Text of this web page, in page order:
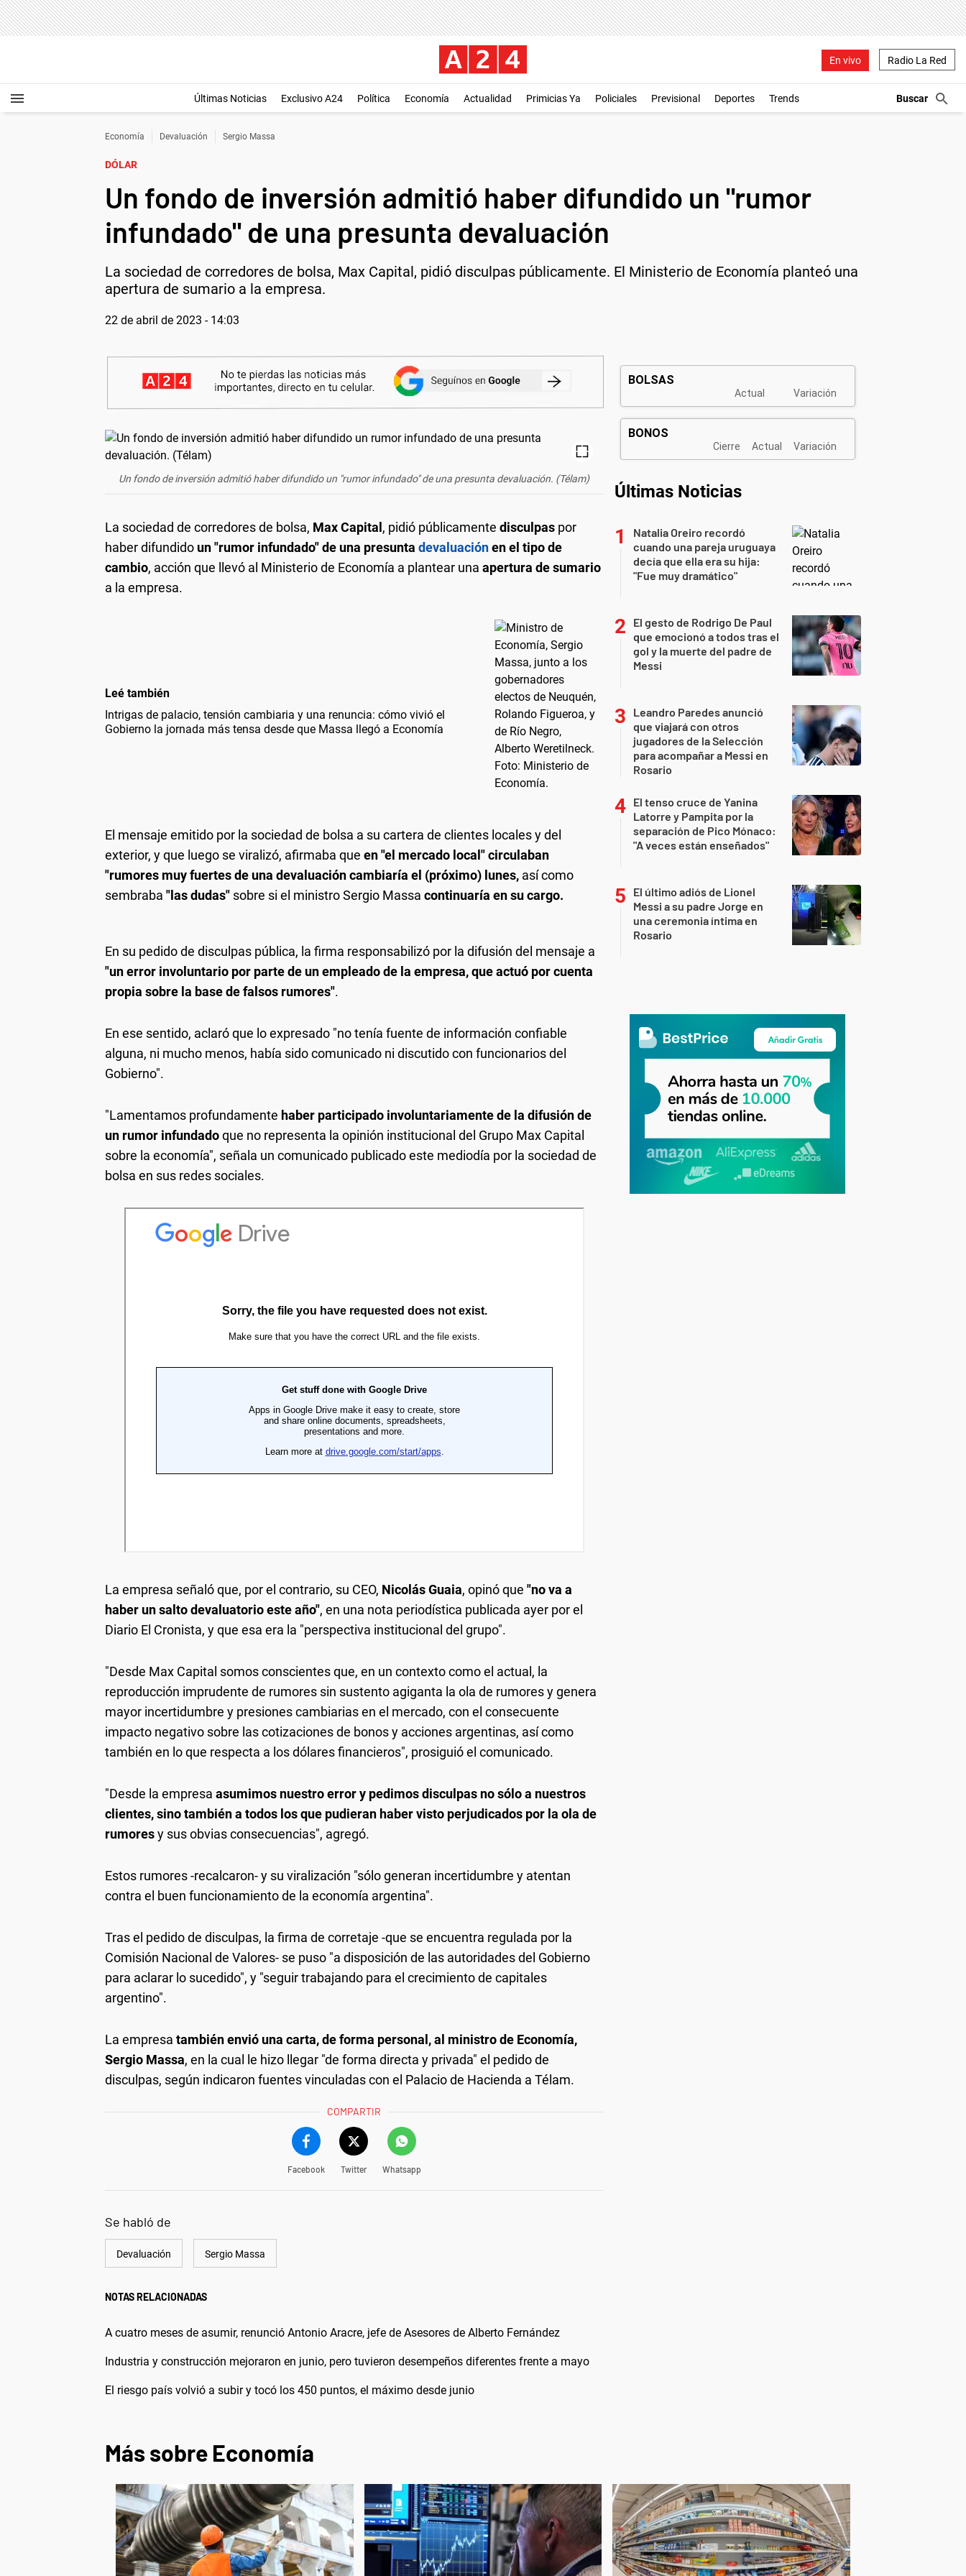
En vivo Radio La Red
Últimas Noticias Exclusivo A24 Política Economía Actualidad Primicias Ya Policiales Previsional Deportes Trends
Economía Devaluación Sergio Massa
DÓLAR
Un fondo de inversión admitió haber difundido un "rumor
infundado" de una presunta devaluación
La sociedad de corredores de bolsa, Max Capital, pidió disculpas públicamente. El Ministerio de Economía planteó una
apertura de sumario a la empresa.
22 de abril de 2023 - 14:03
Un fondo de inversión admitió haber difundido un "rumor infundado" de una presunta devaluación. (Télam)
La sociedad de corredores de bolsa, Max Capital , pidió públicamente disculpas por
haber difundido un "rumor infundado" de una presunta devaluaciónen el tipo de
cambio, acción que llevó al Ministerio de Economía a plantear una apertura de sumario
a la empresa.
Leé también
Intrigas de palacio, tensión cambiaria y una renuncia: cómo vivió el
Gobierno la jornada más tensa desde que Massa llegó a Economía
El mensaje emitido por la sociedad de bolsa a su cartera de clientes locales y del
exterior, y que luego se viralizó, afirmaba que en "el mercado local" circulaban
"rumores muy fuertes de una devaluación cambiaría el (próximo) lunes, así como
sembraba "las dudas" sobre si el ministro Sergio Massa continuaría en su cargo.
En su pedido de disculpas pública, la firma responsabilizó por la difusión del mensaje a
"un error involuntario por parte de un empleado de la empresa, que actuó por cuenta
propia sobre la base de falsos rumores".
En ese sentido, aclaró que lo expresado "no tenía fuente de información confiable
alguna, ni mucho menos, había sido comunicado ni discutido con funcionarios del
Gobierno".
"Lamentamos profundamente haber participado involuntariamente de la difusión de
un rumor infundadoque no representa la opinión institucional del Grupo Max Capital
sobre la economía", señala un comunicado publicado este mediodía por la sociedad de
bolsa en sus redes sociales.
La empresa señaló que, por el contrario, su CEO, Nicolás Guaia, opinó que "no va a
haber un salto devaluatorio este año", en una nota periodística publicada ayer por el
Diario El Cronista, y que esa era la "perspectiva institucional del grupo".
"Desde Max Capital somos conscientes que, en un contexto como el actual, la
reproducción imprudente de rumores sin sustento agiganta la ola de rumores y genera
mayor incertidumbre y presiones cambiarias en el mercado, con el consecuente
impacto negativo sobre las cotizaciones de bonos y acciones argentinas, así como
también en lo que respecta a los dólares financieros", prosiguió el comunicado.
"Desde la empresa asumimos nuestro error y pedimos disculpas no sólo a nuestros
clientes, sino también a todos los que pudieran haber visto perjudicados por la ola de
rumoresy sus obvias consecuencias", agregó.
Estos rumores -recalcaron- y su viralización "sólo generan incertidumbre y atentan
contra el buen funcionamiento de la economía argentina".
Tras el pedido de disculpas, la firma de corretaje -que se encuentra regulada por la
Comisión Nacional de Valores- se puso "a disposición de las autoridades del Gobierno
para aclarar lo sucedido", y "seguir trabajando para el crecimiento de capitales
argentino".
La empresa también envió una carta, de forma personal, al ministro de Economía,
Sergio Massa, en la cual le hizo llegar "de forma directa y privada" el pedido de
disculpas, según indicaron fuentes vinculadas con el Palacio de Hacienda a Télam.
COMPARTIR
Facebook Twitter Whatsapp
Se habló de
Devaluación Sergio Massa
NOTAS RELACIONADAS
A cuatro meses de asumir, renunció Antonio Aracre, jefe de Asesores de Alberto Fernández
Industria y construcción mejoraron en junio, pero tuvieron desempeños diferentes frente a mayo
El riesgo país volvió a subir y tocó los 450 puntos, el máximo desde junio
Últimas Noticias
Natalia Oreiro recordó
cuando una pareja uruguaya
decía que ella era su hija:
"Fue muy dramático"
El gesto de Rodrigo De Paul
que emocionó a todos tras el
gol y la muerte del padre de
Messi
Leandro Paredes anunció
que viajará con otros
jugadores de la Selección
para acompañar a Messi en
Rosario
El tenso cruce de Yanina
Latorre y Pampita por la
separación de Pico Mónaco:
"A veces están enseñados"
El último adiós de Lionel
Messi a su padre Jorge en
una ceremonia íntima en
Rosario
Más sobre Economía